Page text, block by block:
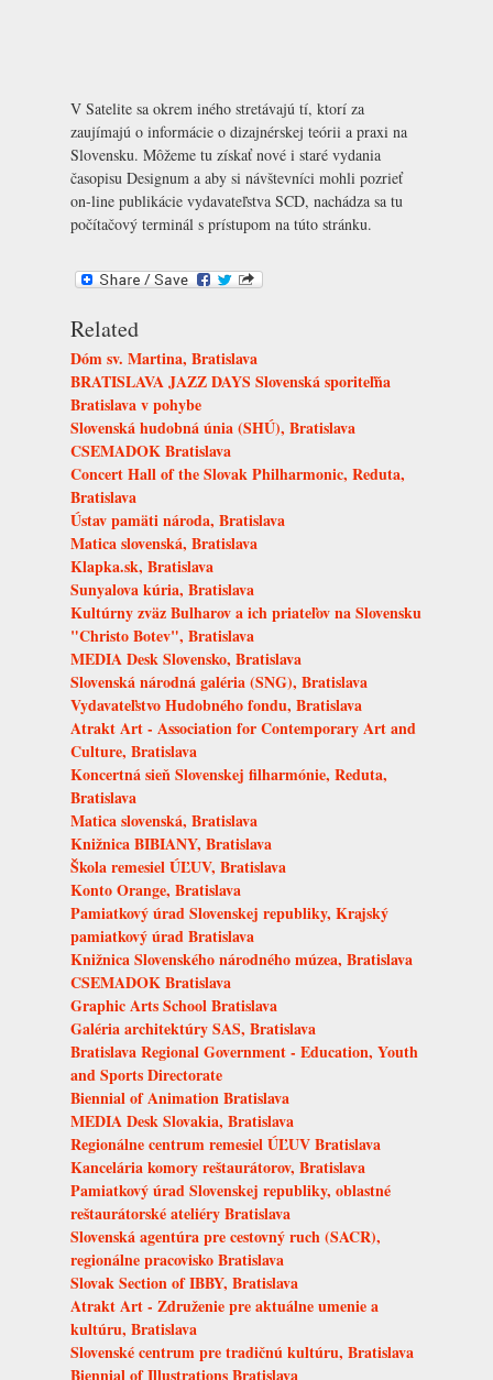
V Satelite sa okrem iného stretávajú tí, ktorí za
zaujímajú o informácie o dizajnérskej teórii a praxi na
Slovensku. Môžeme tu získať nové i staré vydania
časopisu Designum a aby si návštevníci mohli pozrieť
on-line publikácie vydavateľstva SCD, nachádza sa tu
počítačový terminál s prístupom na túto stránku.
Related
Dóm sv. Martina, Bratislava
BRATISLAVA JAZZ DAYS Slovenská sporiteľňa
Bratislava v pohybe
Slovenská hudobná únia (SHÚ), Bratislava
CSEMADOK Bratislava
Concert Hall of the Slovak Philharmonic, Reduta,
Bratislava
Ústav pamäti národa, Bratislava
Matica slovenská, Bratislava
Klapka.sk, Bratislava
Sunyalova kúria, Bratislava
Kultúrny zväz Bulharov a ich priateľov na Slovensku
"Christo Botev", Bratislava
MEDIA Desk Slovensko, Bratislava
Slovenská národná galéria (SNG), Bratislava
Vydavateľstvo Hudobného fondu, Bratislava
Atrakt Art - Association for Contemporary Art and
Culture, Bratislava
Koncertná sieň Slovenskej filharmónie, Reduta,
Bratislava
Matica slovenská, Bratislava
Knižnica BIBIANY, Bratislava
Škola remesiel ÚĽUV, Bratislava
Konto Orange, Bratislava
Pamiatkový úrad Slovenskej republiky, Krajský
pamiatkový úrad Bratislava
Knižnica Slovenského národného múzea, Bratislava
CSEMADOK Bratislava
Graphic Arts School Bratislava
Galéria architektúry SAS, Bratislava
Bratislava Regional Government - Education, Youth
and Sports Directorate
Biennial of Animation Bratislava
MEDIA Desk Slovakia, Bratislava
Regionálne centrum remesiel ÚĽUV Bratislava
Kancelária komory reštaurátorov, Bratislava
Pamiatkový úrad Slovenskej republiky, oblastné
reštaurátorské ateliéry Bratislava
Slovenská agentúra pre cestovný ruch (SACR),
regionálne pracovisko Bratislava
Slovak Section of IBBY, Bratislava
Atrakt Art - Združenie pre aktuálne umenie a
kultúru, Bratislava
Slovenské centrum pre tradičnú kultúru, Bratislava
Biennial of Illustrations Bratislava